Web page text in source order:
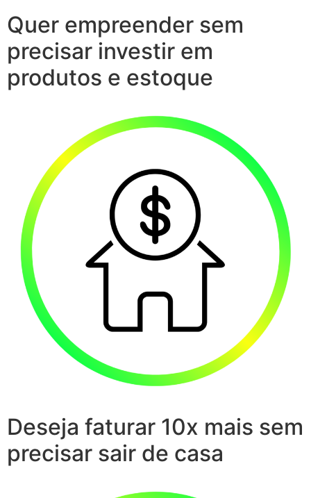
Quer empreender sem
precisar investir em
produtos e estoque
Deseja faturar 10x mais sem
precisar sair de casa